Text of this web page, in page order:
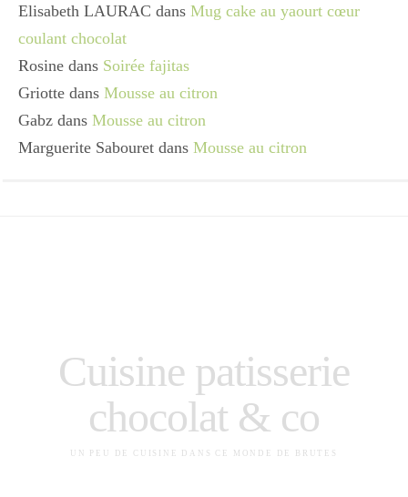
Elisabeth LAURAC dans Mug cake au yaourt cœur
coulant chocolat
Rosine dans Soirée fajitas
Griotte dans Mousse au citron
Gabz dans Mousse au citron
Marguerite Sabouret dans Mousse au citron
Cuisine patisserie
chocolat & co
UN PEU DE CUISINE DANS CE MONDE DE BRUTES